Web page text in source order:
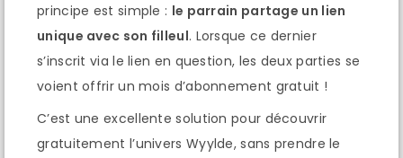
principe est simple : le parrain partage un lien
unique avec son filleul. Lorsque ce dernier
s’inscrit via le lien en question, les deux parties se
voient offrir un mois d’abonnement gratuit !
C’est une excellente solution pour découvrir
gratuitement l’univers Wyylde, sans prendre le